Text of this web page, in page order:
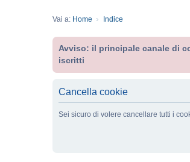
Vai a: Home Indice
Avviso: il principale canale di
iscritti
Cancella cookie
Sei sicuro di volere cancellare tutti i